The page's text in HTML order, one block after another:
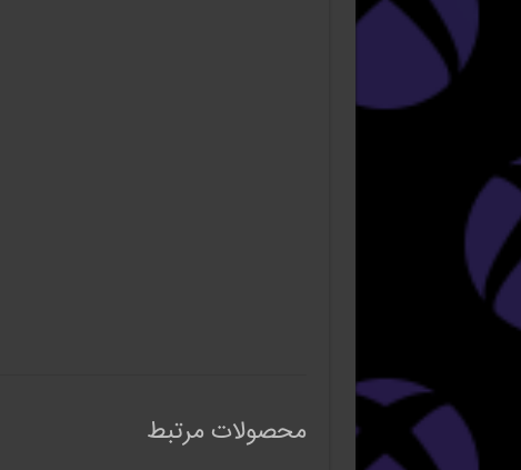
محصولات مرتبط